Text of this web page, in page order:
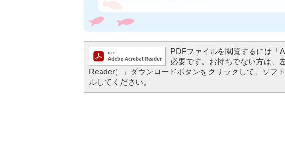
PDFファイルを閲覧するには「
必要です。お持ちでない方は、
Reader）」ダウンロードボタンをクリックして、ソフ
ルしてください。